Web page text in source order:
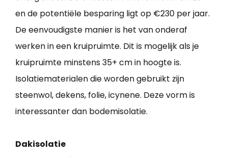
en de potentiële besparing ligt op €230 per jaar.
De eenvoudigste manier is het van onderaf
werken in een kruipruimte. Dit is mogelijk als je
kruipruimte minstens 35+ cm in hoogte is.
Isolatiematerialen die worden gebruikt zijn
steenwol, dekens, folie, icynene. Deze vorm is
interessanter dan bodemisolatie.
Dakisolatie